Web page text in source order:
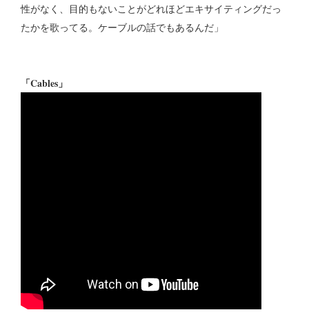
性がなく、目的もないことがどれほどエキサイティングだっ
たかを歌ってる。ケーブルの話でもあるんだ」
「Cables」